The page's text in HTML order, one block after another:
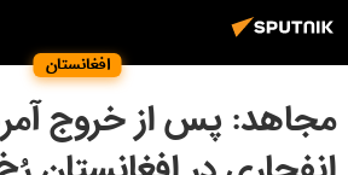
افغانستان
مجاهد: پس از خروج